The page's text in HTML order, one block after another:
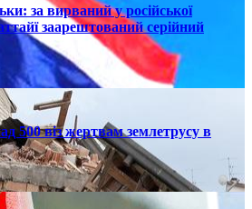
за вирваний у російської
заарештований серійний
500 віз жертвам землетрусу в